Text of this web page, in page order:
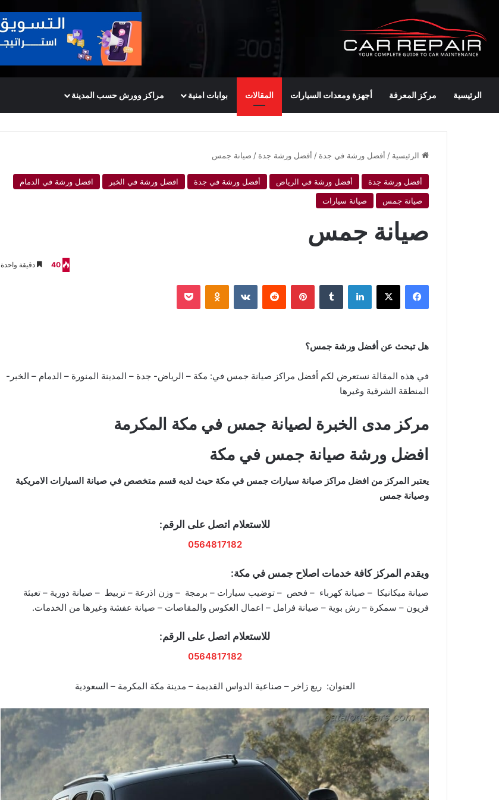
الرئيسية مركز المعرفة أجهزة ومعدات السيارات المقالات بوابات امنية مراكز وورش حسب المدينة
الرئيسية / أفضل ورشة في جدة / أفضل ورشة جدة / صيانة جمس
أفضل ورشة جدة أفضل ورشة في الرياض أفضل ورشة في جدة افضل ورشة في الخبر
افضل ورشة في الدمام
صيانة جمس
صيانة سيارات
صيانة جمس
40 دقيقة واحدة
فيسبوك لينكدإن بينتيريست
هل تبحث عن أفضل ورشة جمس؟
في هذه المقالة نستعرض لكم أفضل مراكز صيانة جمس في: مكة – الرياض- جدة – المدينة المنورة – الدمام – الخبر-
المنطقة الشرقية وغيرها
مركز مدى الخبرة لصيانة جمس في مكة المكرمة
افضل ورشة صيانة جمس في مكة
يعتبر المركز من افضل مراكز صيانة سيارات جمس في مكة حيث لديه قسم متخصص في صيانة السيارات الامريكية
وصيانة جمس
للاستعلام اتصل على الرقم:
0564817182
ويقدم المركز كافة خدمات اصلاح جمس في مكة:
صيانة ميكانيكا – صيانة كهرباء – فحص – توضيب سيارات – برمجة – وزن اذرعة – تربيط – صيانة دورية – تعبئة
فريون – سمكرة – رش بوية – صيانة فرامل – اعمال العكوس والمقاصات – صيانة عفشة وغيرها من الخدمات.
للاستعلام اتصل على الرقم:
0564817182
العنوان: ريع زاخر – صناعية الدواس القديمة – مدينة مكة المكرمة – السعودية